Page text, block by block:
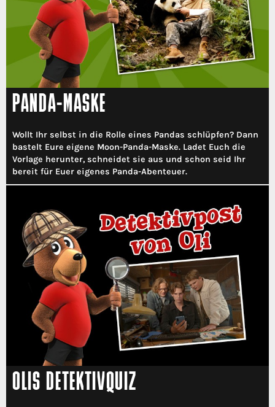
PANDA-MASKE
Wollt Ihr selbst in die Rolle eines Pandas schlüpfen? Dann
bastelt Eure eigene Moon-Panda-Maske. Ladet Euch die
Vorlage herunter, schneidet sie aus und schon seid Ihr
bereit für Euer eigenes Panda-Abenteuer.
OLIS DETEKTIVQUIZ